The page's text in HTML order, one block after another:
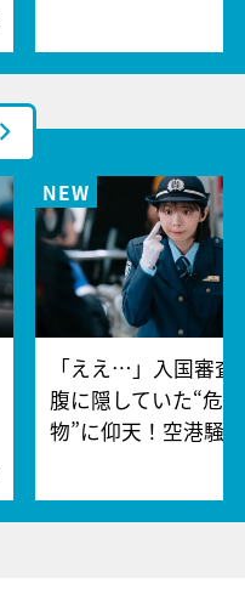
「ええ…」入国審査
腹に隠していた“危
物”に仰天！空港騒